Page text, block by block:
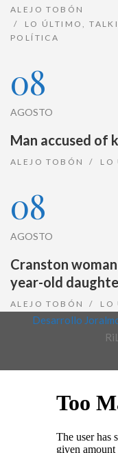
ALEJO TOBÓN
LO ÚLTIMO
,
POLÍTICA
08
AGOSTO
Man accused of
ALEJO TOBÓN LO
08
AGOSTO
Cranston
year-old
ALEJO TOBÓN LO
Desarrollo